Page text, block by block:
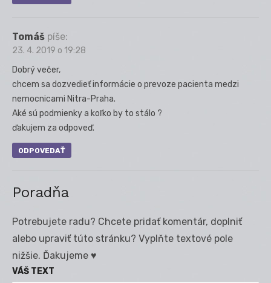
Tomáš píše:
23. 4. 2019 o 19:28
Dobrý večer,
chcem sa dozvedieť informácie o prevoze pacienta medzi
nemocnicami Nitra-Praha.
Aké sú podmienky a koľko by to stálo ?
ďakujem za odpoveď.
ODPOVEDAŤ
Poradňa
Potrebujete radu? Chcete pridať komentár, doplniť
alebo upraviť túto stránku? Vyplňte textové pole
nižšie. Ďakujeme ♥
VÁŠ TEXT